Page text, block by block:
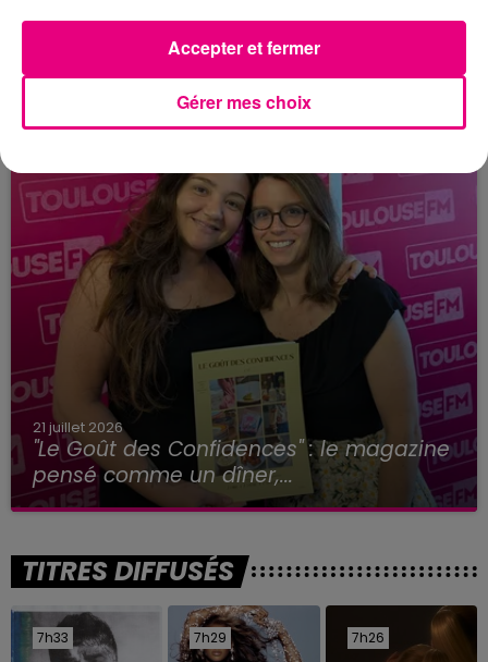
21 juillet 2026
"Le Goût des Confidences" : le magazine
pensé comme un dîner,...
TITRES DIFFUSÉS
7h33
7h33 7h29
7h29 7h26
7h26
Gérer mes choix
Accepter et fermer